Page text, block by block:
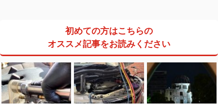
初めての方はこちらの
オススメ記事をお読みください